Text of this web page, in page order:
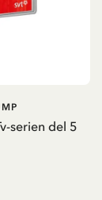
serien del 5